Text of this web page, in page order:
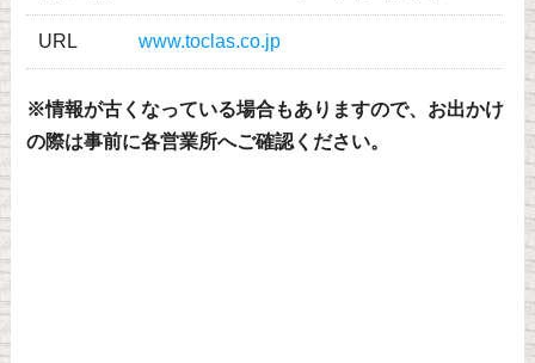
URL www.toclas.co.jp
※情報が古くなっている場合もありますので、お出かけ
の際は事前に各営業所へご確認ください。